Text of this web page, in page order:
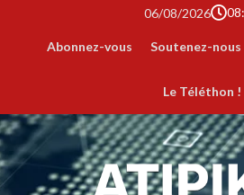
06/08/2026
Abonnez-vous Soutenez-nous
Le Téléthon !